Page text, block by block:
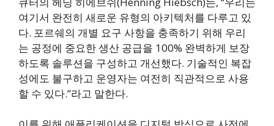
여기서 완전히 새로운 유형의 아키텍처를 다루고 있
다. 포르쉐의 개별 요구 사항을 충족하기 위해 우리
는 공정에 중요한 생산 공급을 100% 완벽하게 보장
하도록 솔루션을 구성하고 개선했다. 기술적인 복잡
성에도 불구하고 운영자는 여전히 직관적으로 사용
할 수 있다.”라고 말한다.